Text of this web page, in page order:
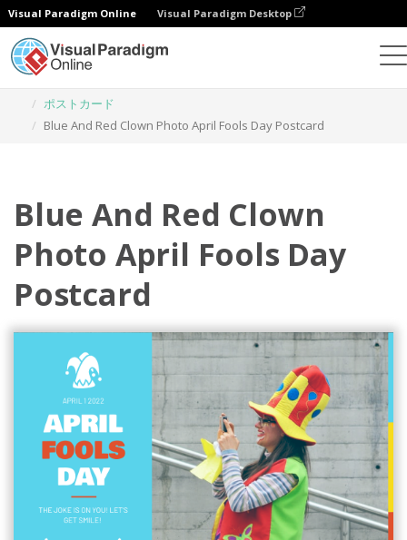
Visual Paradigm Online Visual Paradigm Desktop
ポストカード
Blue And Red Clown Photo April Fools Day Postcard
Blue And Red Clown
Photo April Fools Day
Postcard